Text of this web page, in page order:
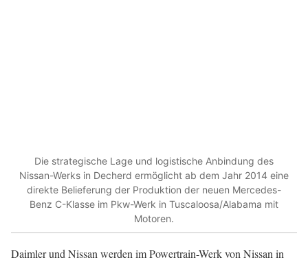
Die strategische Lage und logistische Anbindung des
Nissan-Werks in Decherd ermöglicht ab dem Jahr 2014 eine
direkte Belieferung der Produktion der neuen Mercedes-
Benz C-Klasse im Pkw-Werk in Tuscaloosa/Alabama mit
Motoren.
Daimler und Nissan werden im Powertrain-Werk von Nissan in